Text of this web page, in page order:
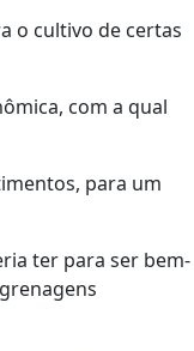
o cultivo de certas
com a qual
para um
ter para ser bem-